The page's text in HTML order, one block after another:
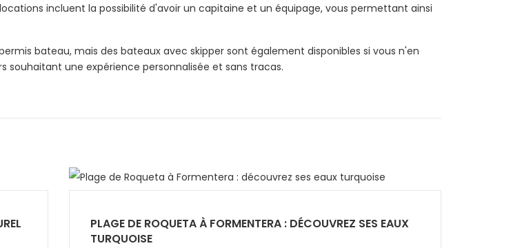
incluent la possibilité d'avoir un capitaine et un équipage, vous permettant ainsi
bateau, mais des bateaux avec skipper sont également disponibles si vous n'en
souhaitant une expérience personnalisée et sans tracas.
PLAGE DE ROQUETA À FORMENTERA : DÉCOUVREZ SES EAUX
TURQUOISE